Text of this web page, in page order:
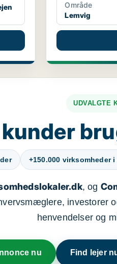
Område
Lemvig
UDVALGTE
+150.000 virksomheder
, og
investorer
henvendelser og
nu Find lejer